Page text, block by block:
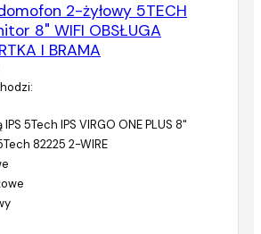
2-żyłowy 5TECH
8" WIFI OBSŁUGA
I BRAMA
5Tech IPS VIRGO ONE PLUS 8"
82225 2-WIRE